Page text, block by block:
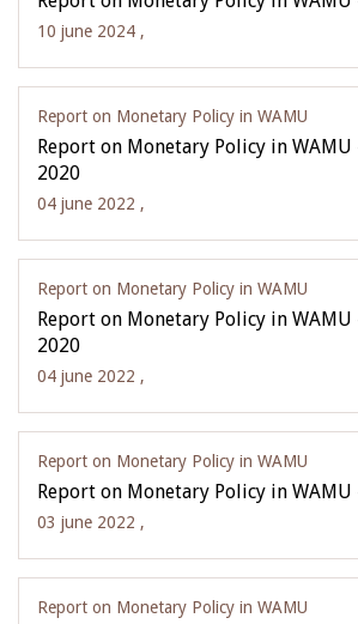
10 june 2024 ,
Report on Monetary Policy in WAMU
Report on Monetary Policy in WAMU
2020
04 june 2022 ,
Report on Monetary Policy in WAMU
Report on Monetary Policy in
2020
04 june 2022 ,
Report on Monetary Policy in WAMU
Report on Monetary Policy in WAMU
03 june 2022 ,
Report on Monetary Policy in WAMU